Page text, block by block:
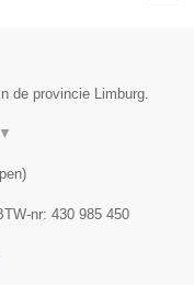
de provincie Limburg.
▼
)
nr: 430 985 450